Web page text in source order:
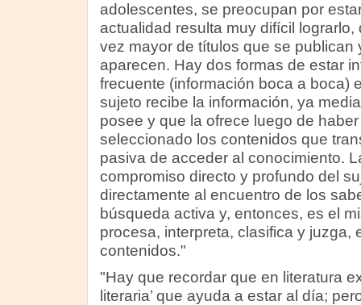
adolescentes, se preocupan por
actualidad resulta muy difícil
vez mayor de títulos que se publican
aparecen. Hay dos formas de estar
frecuente (información boca a boca)
sujeto recibe la información, ya
posee y que la ofrece luego de
seleccionado los contenidos que
pasiva de acceder al conocimiento.
compromiso directo y profundo del
directamente al encuentro de los
búsqueda activa y, entonces, es el
procesa, interpreta, clasifica y juzga,
contenidos."
"Hay que recordar que en literatura
literaria’ que ayuda a estar al día;